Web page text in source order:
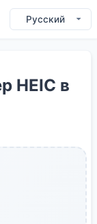
Русский
HEIC в